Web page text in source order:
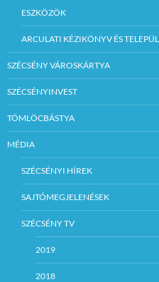
ESZKÖZÖK
ARCULATI KÉZIKÖNYV ÉS
SZÉCSÉNY VÁROSKÁRTYA
SZÉCSÉNYINVEST
TÖMLÖCBÁSTYA
MÉDIA
SZÉCSÉNYI HÍREK
SAJTÓMEGJELENÉSEK
SZÉCSÉNY TV
2019
2018